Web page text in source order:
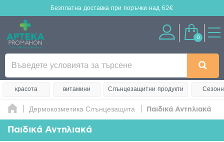
Безплатна доставка при поръчки над 62€
0
красота витамини Слънцезащитни продукти
Дермокозметика Слънцезащита Παιδικά Αντηλιακά
Παιδικά Αντηλιακά